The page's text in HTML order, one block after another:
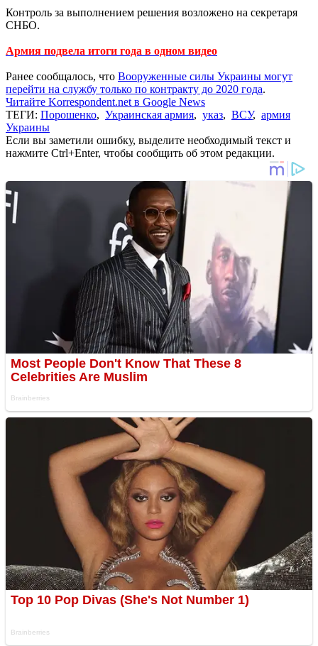
Контроль за выполнением решения возложено на секретаря
СНБО.
Армия подвела итоги года в одном видео
Ранее сообщалось, что Вооруженные силы Украины могут
перейти на службу только по контракту до 2020 года.
Читайте Korrespondent.net в Google News
ТЕГИ: Порошенко, Украинская армия, указ, ВСУ, армия
Украины
Если вы заметили ошибку, выделите необходимый текст и
нажмите Ctrl+Enter, чтобы сообщить об этом редакции.